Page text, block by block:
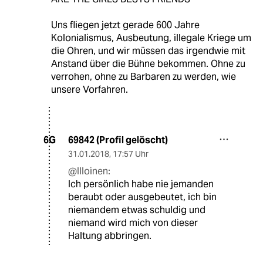
Uns fliegen jetzt gerade 600 Jahre
Kolonialismus, Ausbeutung, illegale Kriege um
die Ohren, und wir müssen das irgendwie mit
Anstand über die Bühne bekommen. Ohne zu
verrohen, ohne zu Barbaren zu werden, wie
unsere Vorfahren.
6G 69842 (Profil gelöscht)
31.01.2018, 17:57 Uhr
@Illoinen:
Ich persönlich habe nie jemanden
beraubt oder ausgebeutet, ich bin
niemandem etwas schuldig und
niemand wird mich von dieser
Haltung abbringen.